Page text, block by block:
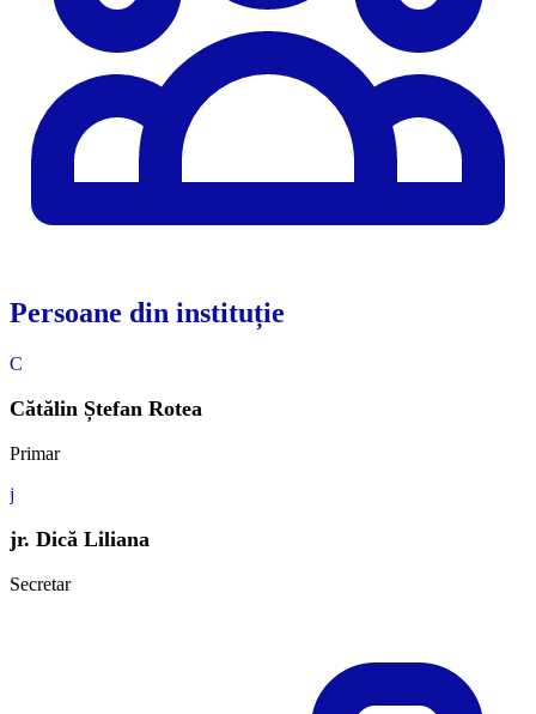
Persoane din instituție
C
Cătălin Ștefan Rotea
Primar
j
jr. Dică Liliana
Secretar